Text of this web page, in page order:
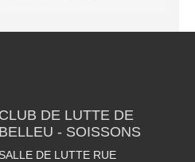
CLUB DE LUTTE DE
BELLEU - SOISSONS
SALLE DE LUTTE RUE